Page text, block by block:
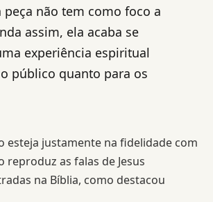
peça não tem como foco a
assim, ela acaba se
experiência espiritual
público quanto para os
esteja justamente na fidelidade com
reproduz as falas de Jesus
na Bíblia, como destacou